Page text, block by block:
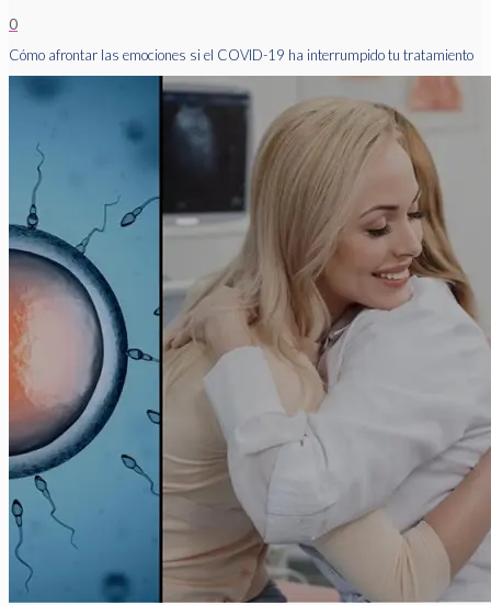
0
Cómo afrontar las emociones si el COVID-19 ha interrumpido tu tratamiento